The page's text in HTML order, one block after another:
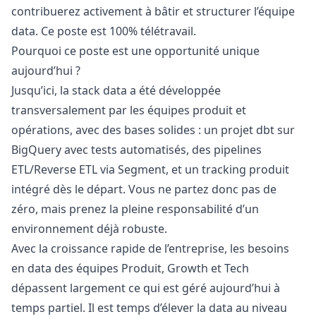
contribuerez activement à bâtir et structurer l’équipe
data. Ce poste est 100% télétravail.
Pourquoi ce poste est une opportunité unique
aujourd’hui ?
Jusqu’ici, la stack data a été développée
transversalement par les équipes produit et
opérations, avec des bases solides : un projet dbt sur
BigQuery avec tests automatisés, des pipelines
ETL/Reverse ETL via Segment, et un tracking produit
intégré dès le départ. Vous ne partez donc pas de
zéro, mais prenez la pleine responsabilité d’un
environnement déjà robuste.
Avec la croissance rapide de l’entreprise, les besoins
en data des équipes Produit, Growth et Tech
dépassent largement ce qui est géré aujourd’hui à
temps partiel. Il est temps d’élever la data au niveau